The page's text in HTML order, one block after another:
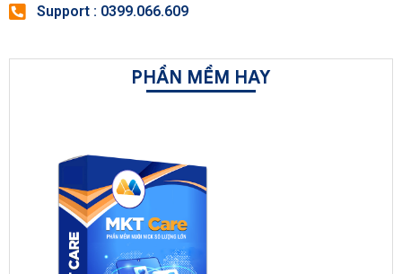
Support : 0399.066.609
PHẦN MỀM HAY